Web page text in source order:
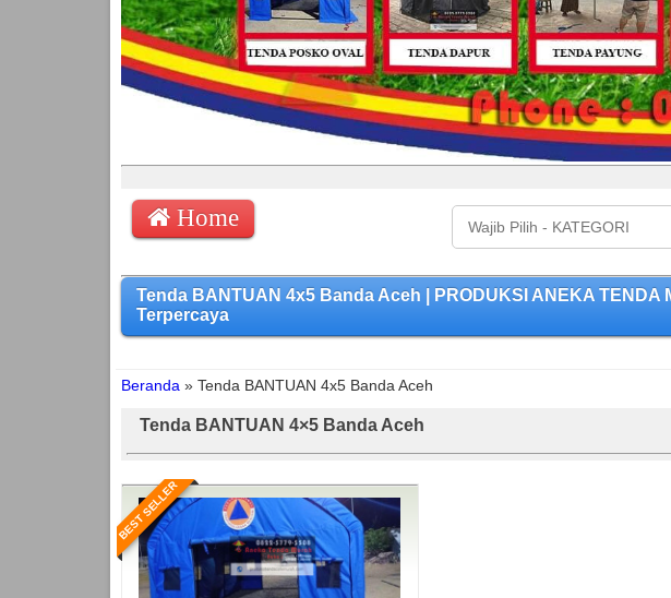
Home
Tenda BANTUAN 4x5 Banda Aceh | PRODUKSI ANEKA
Terpercaya
Beranda » Tenda BANTUAN 4x5 Banda Aceh
Tenda BANTUAN 4×5 Banda Aceh
BEST SELLER